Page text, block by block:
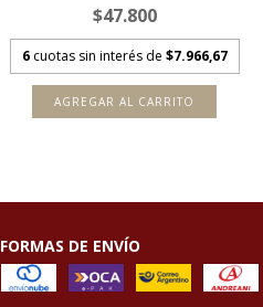
$47.800
6 cuotas sin interés de $7.966,67
AGREGAR AL CARRITO
FORMAS DE ENVÍO